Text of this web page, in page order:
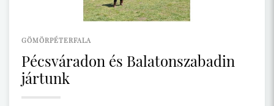
GÖMÖRPÉTERFALA
Pécsváradon és Balatonszabadin
jártunk